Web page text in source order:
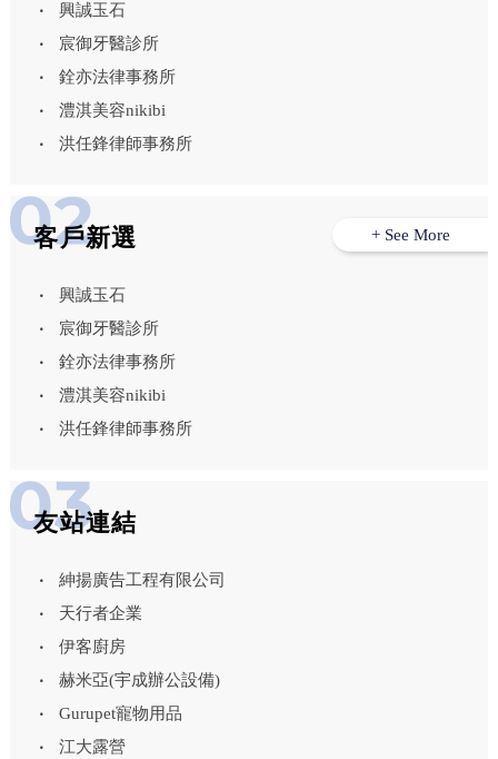
興誠玉石
宸御牙醫診所
銓亦法律事務所
澧淇美容nikibi
洪任鋒律師事務所
客戶新選
興誠玉石
宸御牙醫診所
銓亦法律事務所
澧淇美容nikibi
洪任鋒律師事務所
+ See More
友站連結
紳揚廣告工程有限公司
天行者企業
伊客廚房
赫米亞(宇成辦公設備)
Gurupet寵物用品
江大露營